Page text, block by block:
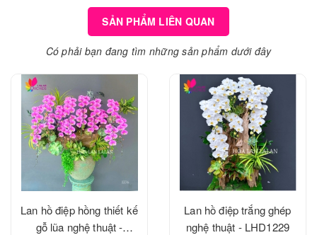
SẢN PHẨM LIÊN QUAN
Có phải bạn đang tìm những sản phẩm dưới đây
Lan hồ điệp hồng thiết kế
gỗ lũa nghệ thuật -
Lan hồ điệp trắng ghép
nghệ thuật - LHD1229